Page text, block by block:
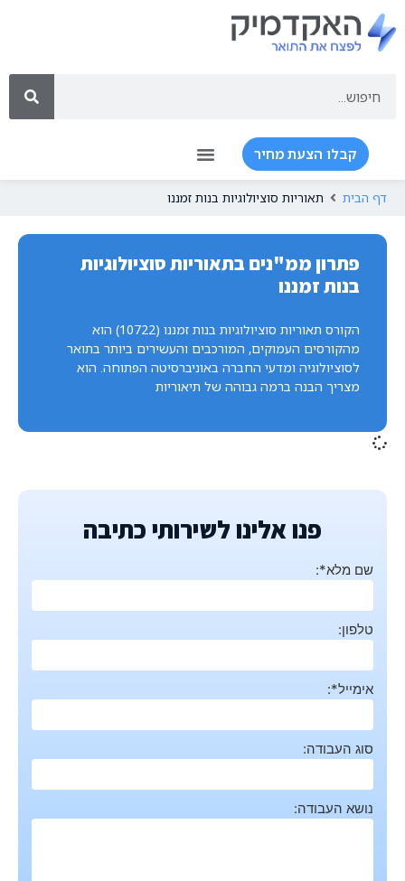
קבלו הצעת מחיר
דף הבית תאוריות סוציולוגיות בנות זמננו
פתרון ממ"נים בתאוריות סוציולוגיות
בנות זמננו
הקורס תאוריות סוציולוגיות בנות זמננו (10722) הוא
מהקורסים העמוקים, המורכבים והעשירים ביותר בתואר
לסוציולוגיה ומדעי החברה באוניברסיטה הפתוחה. הוא
מצריך הבנה ברמה גבוהה של תיאוריות
פנו אלינו לשירותי כתיבה
שם מלא*:
טלפון:
אימייל*:
סוג העבודה:
נושא העבודה: